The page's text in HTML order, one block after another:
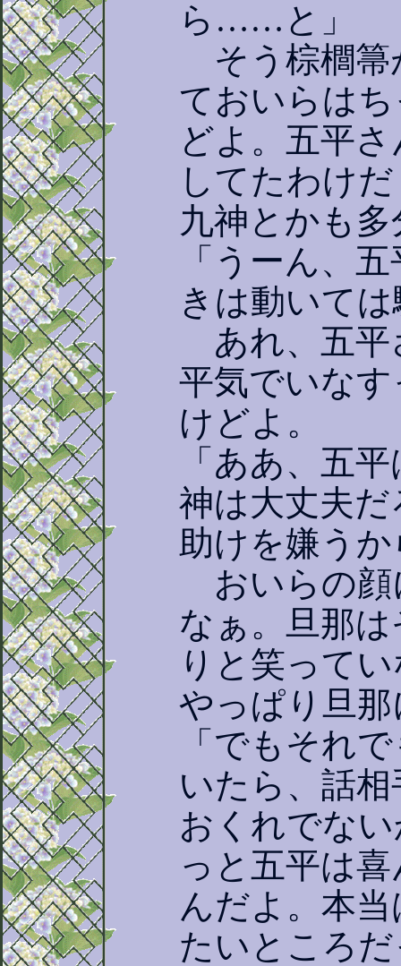
ら……と」
そう棕櫚箒
ておいらは
どよ。五平
してたわけ
九神とかも
「うーん、
きは動いて
あれ、五平
平気でいな
けどよ。
「ああ、五
神は大丈夫
助けを嫌う
おいらの顔
なぁ。旦那
りと笑って
やっぱり旦
「でもそれ
いたら、話
おくれでな
っと五平は
んだよ。本
たいところ